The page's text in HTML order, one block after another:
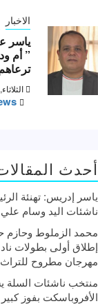
الاخبار
ياسر
” أم
الثلاثاء, 27 مايو 2025, 11:00 م
أحدث
ياسر إدريس: تهنئة
ناشئات اليد وسام
محمد الزملوط وحازم
إطلاق أولى بطولات
مهرجان مطروح للتراث
منتخب ناشئات السلة
الأفروباسكت بفوز